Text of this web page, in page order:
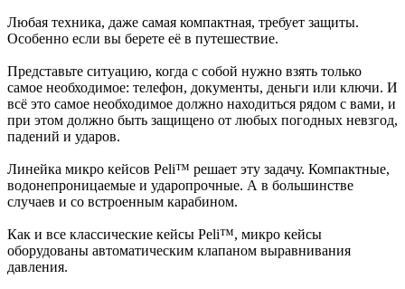
Любая техника, даже самая компактная, требует защиты.
Особенно если вы берете её в путешествие.
Представьте ситуацию, когда с собой нужно взять только
самое необходимое: телефон, документы, деньги или ключи. И
всё это самое необходимое должно находиться рядом с вами, и
при этом должно быть защищено от любых погодных невзгод,
падений и ударов.
Линейка микро кейсов Peli™ решает эту задачу. Компактные,
водонепроницаемые и ударопрочные. А в большинстве
случаев и со встроенным карабином.
Как и все классические кейсы Peli™, микро кейсы
оборудованы автоматическим клапаном выравнивания
давления.